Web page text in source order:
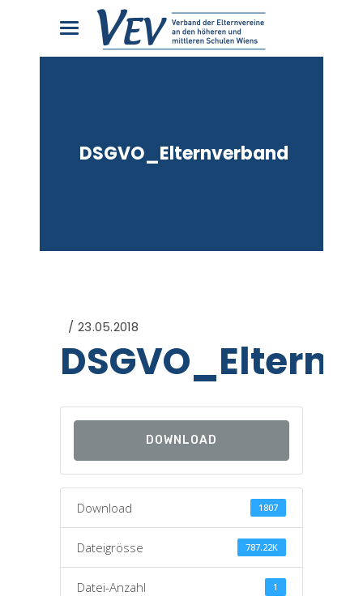
DSGVO_Elternverband
23.05.2018
DOWNLOAD
Download 1807
Dateigrösse 787.22K
Datei-Anzahl 1